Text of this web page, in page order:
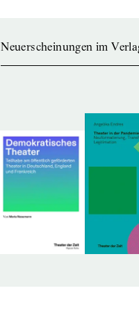
Neuerscheinungen im